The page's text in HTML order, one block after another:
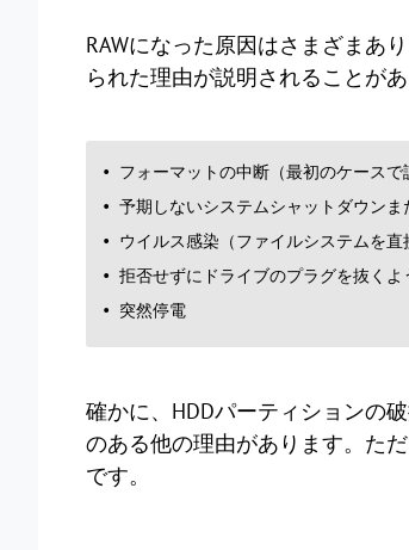
RAWになった原因はさまざまあ
られた理由が説明されることがあ
フォーマットの中断（最初のケースで
予期しないシステムシャットダウン
ウイルス感染（ファイルシステムを直
拒否せずにドライブのプラグを抜く
突然停電
確かに、HDDパーティションの
のある他の理由があります。た
です。